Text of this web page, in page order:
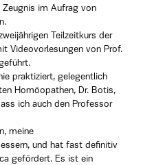
im Aufrag von
Teilzeitkurs der
Videovorlesungen von Prof.
praktiziert, gelegentlich
Homöopathen, Dr. Botis,
ich auch den Professor
meine
und hat fast definitiv
gefördert. Es ist ein